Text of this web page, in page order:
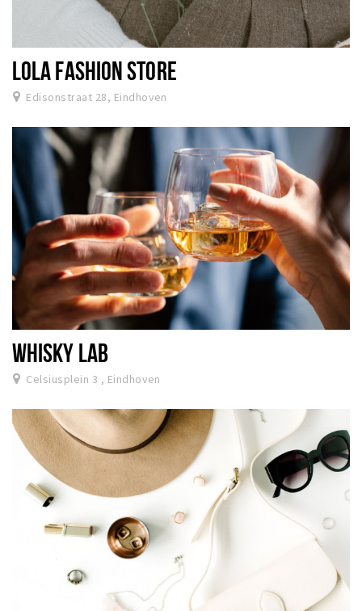
LOLA FASHION STORE
Edisonstraat 28, Eindhoven
WHISKY LAB
Celsiusplein 3 , Eindhoven